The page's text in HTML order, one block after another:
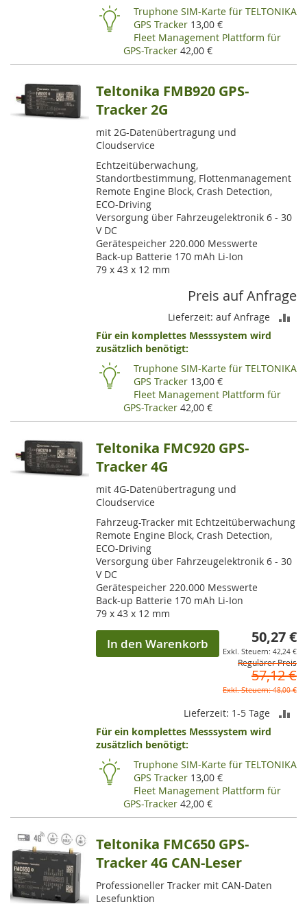
Truphone SIM-Karte für TELTONIKA
GPS Tracker 13,00 €
Fleet Management Plattform für
GPS-Tracker 42,00 €
Teltonika FMB920 GPS-
Tracker 2G
mit 2G-Datenübertragung und
Cloudservice
Echtzeitüberwachung,
Standortbestimmung, Flottenmanagement
Remote Engine Block, Crash Detection,
ECO-Driving
Versorgung über Fahrzeugelektronik 6 - 30
V DC
Gerätespeicher 220.000 Messwerte
Back-up Batterie 170 mAh Li-Ion
79 x 43 x 12 mm
Preis auf Anfrage
Lieferzeit: auf Anfrage
Für ein komplettes Messsystem wird
zusätzlich benötigt:
Truphone SIM-Karte für TELTONIKA
GPS Tracker 13,00 €
Fleet Management Plattform für
GPS-Tracker 42,00 €
Teltonika FMC920 GPS-
Tracker 4G
mit 4G-Datenübertragung und
Cloudservice
Fahrzeug-Tracker mit Echtzeitüberwachung
Remote Engine Block, Crash Detection,
ECO-Driving
Versorgung über Fahrzeugelektronik 6 - 30
V DC
Gerätespeicher 220.000 Messwerte
Back-up Batterie 170 mAh Li-Ion
79 x 43 x 12 mm
50,27 €
42,24 €
Regulärer Preis
57,12 €
48,00 €
In den Warenkorb
Lieferzeit: 1-5 Tage
Für ein komplettes Messsystem wird
zusätzlich benötigt:
Truphone SIM-Karte für TELTONIKA
GPS Tracker 13,00 €
Fleet Management Plattform für
GPS-Tracker 42,00 €
Teltonika FMC650 GPS-
Tracker 4G CAN-Leser
Professioneller Tracker mit CAN-Daten
Lesefunktion